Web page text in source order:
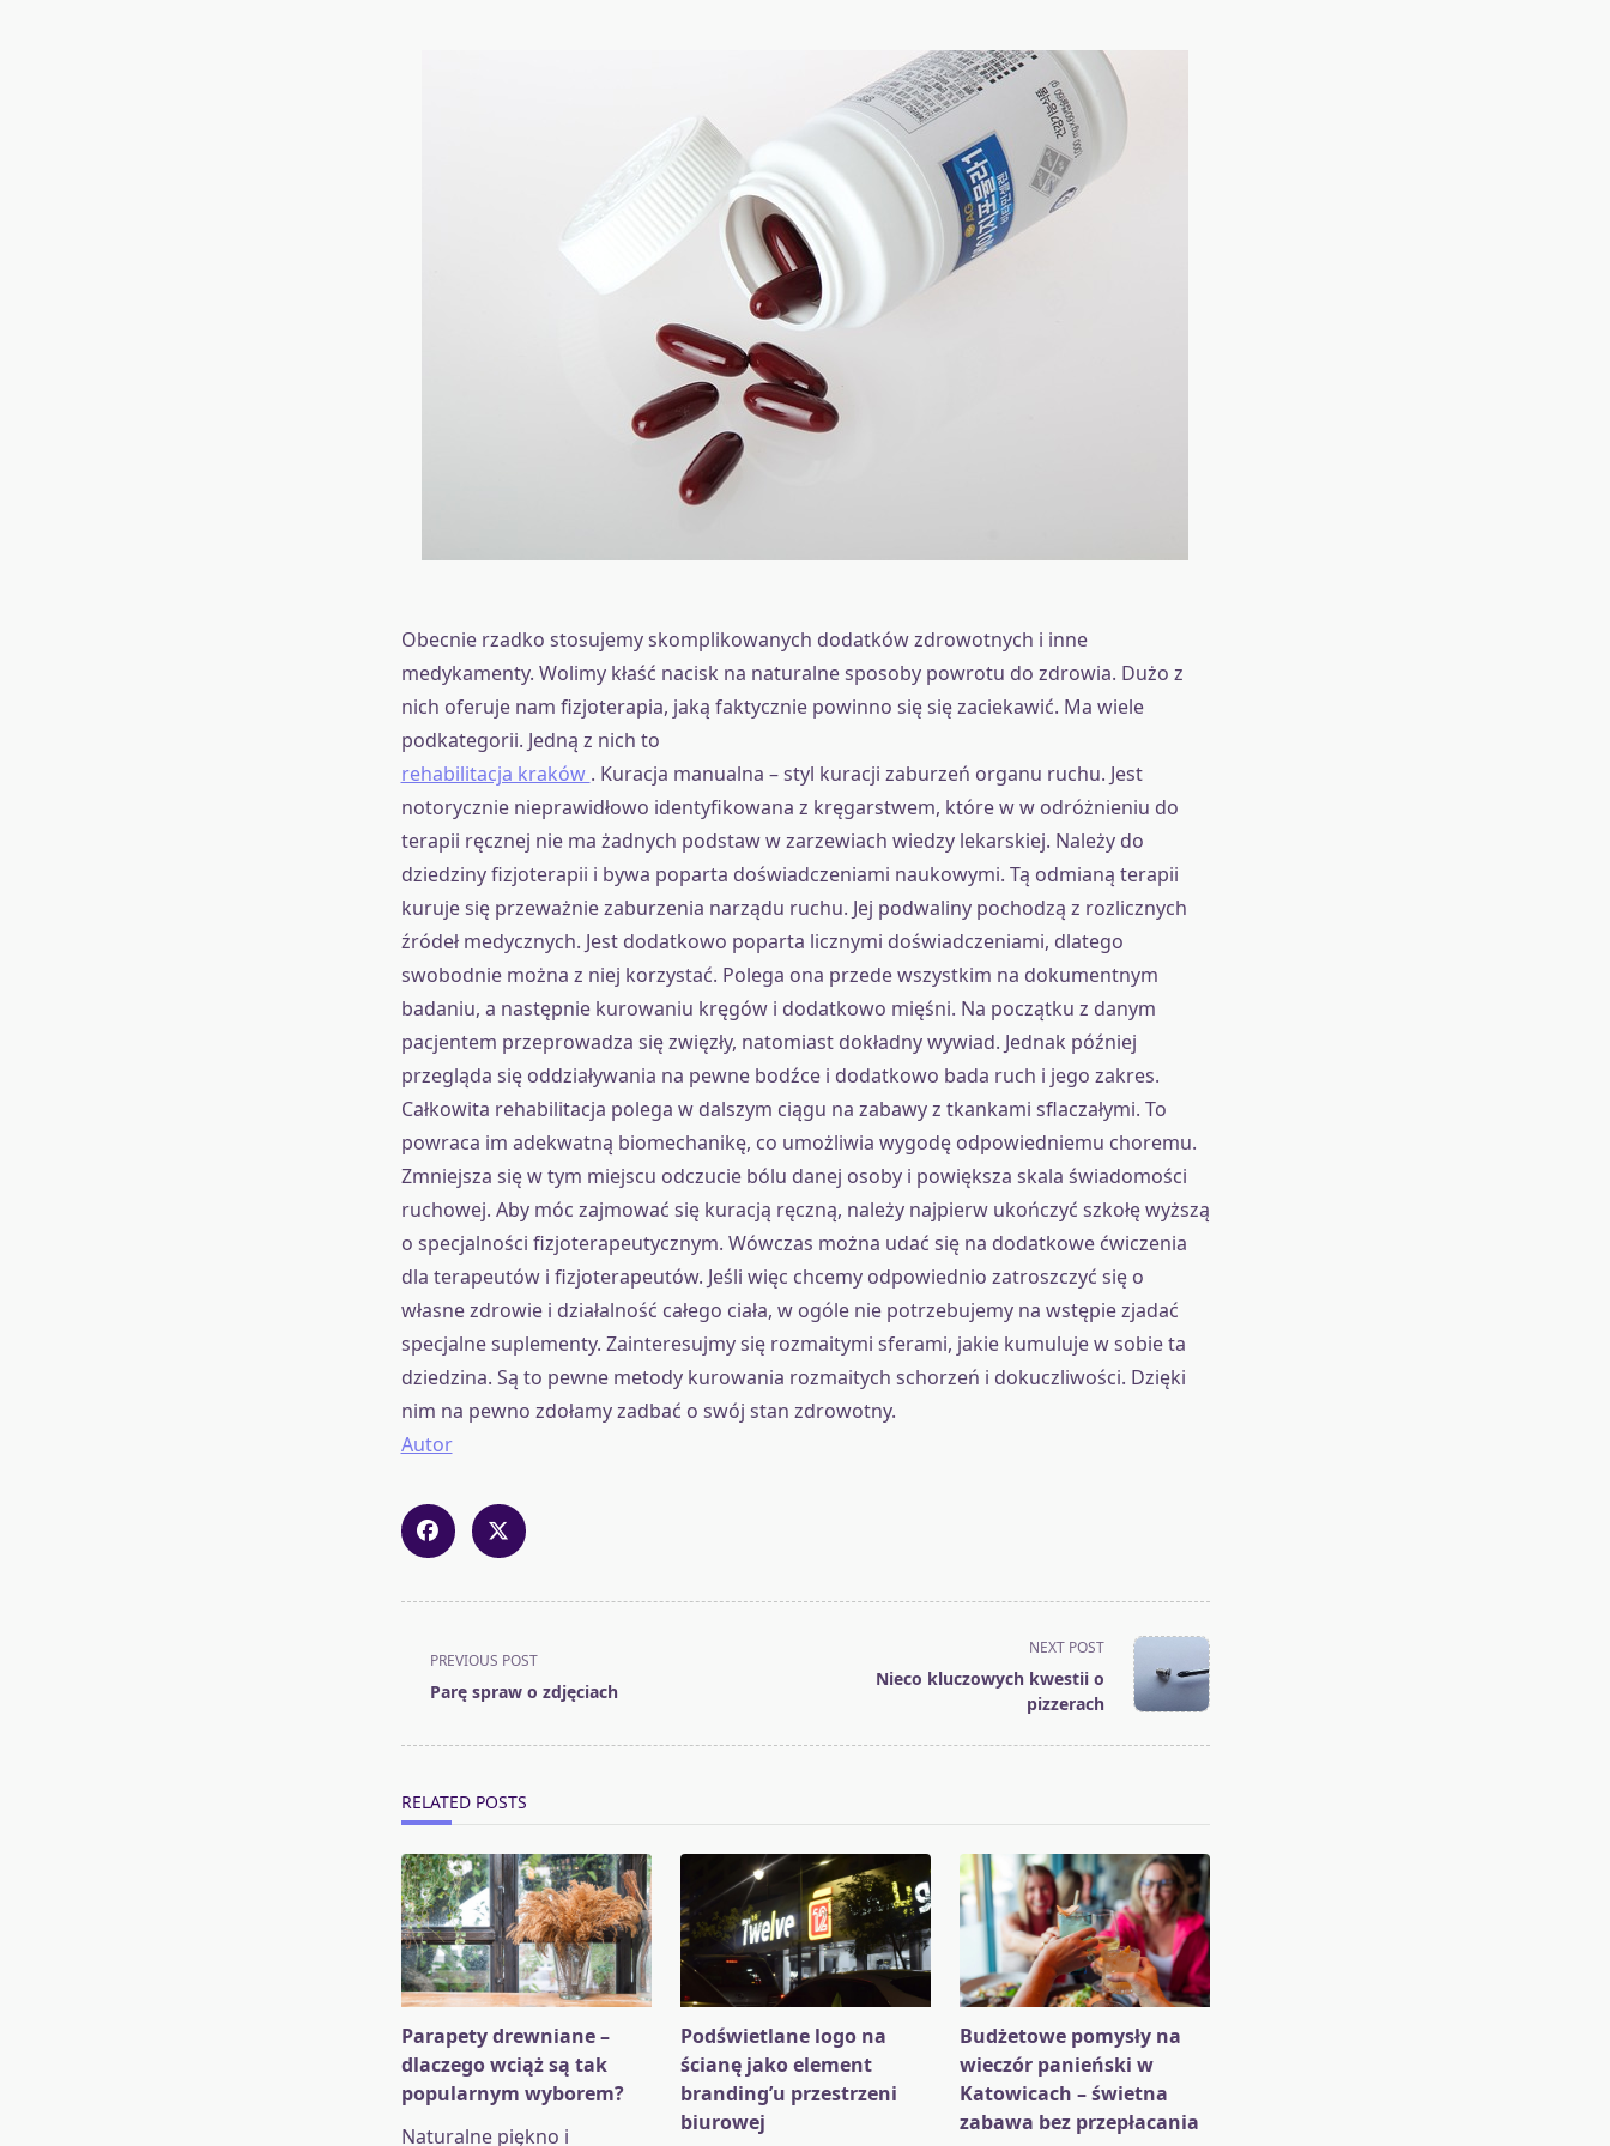
Obecnie rzadko stosujemy skomplikowanych dodatków zdrowotnych i inne
medykamenty. Wolimy kłaść nacisk na naturalne sposoby powrotu do zdrowia. Dużo z
nich oferuje nam fizjoterapia, jaką faktycznie powinno się się zaciekawić. Ma wiele
podkategorii. Jedną z nich to
rehabilitacja kraków . Kuracja manualna – styl kuracji zaburzeń organu ruchu. Jest
notorycznie nieprawidłowo identyfikowana z kręgarstwem, które w w odróżnieniu do
terapii ręcznej nie ma żadnych podstaw w zarzewiach wiedzy lekarskiej. Należy do
dziedziny fizjoterapii i bywa poparta doświadczeniami naukowymi. Tą odmianą terapii
kuruje się przeważnie zaburzenia narządu ruchu. Jej podwaliny pochodzą z rozlicznych
źródeł medycznych. Jest dodatkowo poparta licznymi doświadczeniami, dlatego
swobodnie można z niej korzystać. Polega ona przede wszystkim na dokumentnym
badaniu, a następnie kurowaniu kręgów i dodatkowo mięśni. Na początku z danym
pacjentem przeprowadza się zwięzły, natomiast dokładny wywiad. Jednak później
przegląda się oddziaływania na pewne bodźce i dodatkowo bada ruch i jego zakres.
Całkowita rehabilitacja polega w dalszym ciągu na zabawy z tkankami sflaczałymi. To
powraca im adekwatną biomechanikę, co umożliwia wygodę odpowiedniemu choremu.
Zmniejsza się w tym miejscu odczucie bólu danej osoby i powiększa skala świadomości
ruchowej. Aby móc zajmować się kuracją ręczną, należy najpierw ukończyć szkołę wyższą
o specjalności fizjoterapeutycznym. Wówczas można udać się na dodatkowe ćwiczenia
dla terapeutów i fizjoterapeutów. Jeśli więc chcemy odpowiednio zatroszczyć się o
własne zdrowie i działalność całego ciała, w ogóle nie potrzebujemy na wstępie zjadać
specjalne suplementy. Zainteresujmy się rozmaitymi sferami, jakie kumuluje w sobie ta
dziedzina. Są to pewne metody kurowania rozmaitych schorzeń i dokuczliwości. Dzięki
nim na pewno zdołamy zadbać o swój stan zdrowotny.
Autor
class="nav-
subtitle
PREVIOUS POST
Parę spraw o zdjęciach
NEXT POST
Nieco kluczowych kwestii o
pizzerach
RELATED POSTS
Parapety drewniane –
dlaczego wciąż są tak
popularnym wyborem?
Naturalne piękno i
Podświetlane logo na
ścianę jako element
branding’u przestrzeni
biurowej
Budżetowe pomysły na
wieczór panieński w
Katowicach – świetna
zabawa bez przepłacania